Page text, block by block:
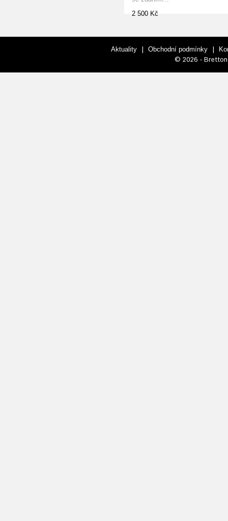
2 500 Kč
Aktuality | Obchodní podmínky |
© 2026 - Bretton